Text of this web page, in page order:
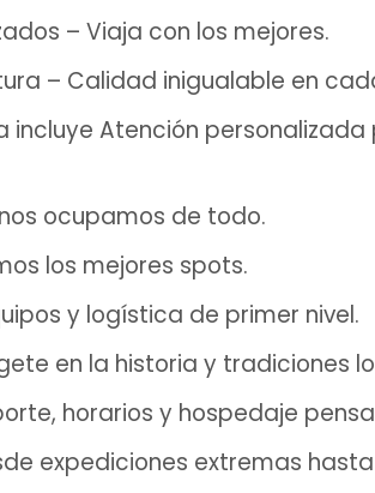
– Viaja con los mejores.
– Calidad inigualable en
incluye Atención
ocupamos de todo.
los mejores spots.
y logística de primer nivel.
en la historia y tradiciones
horarios y hospedaje
expediciones extremas